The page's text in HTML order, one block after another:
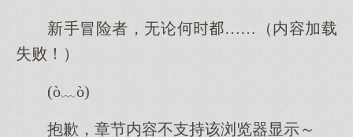
新手冒险者，无论何……（内容加载
失败！）
(ò﹏ò)
抱歉，章节内容不支持该浏览器显示～